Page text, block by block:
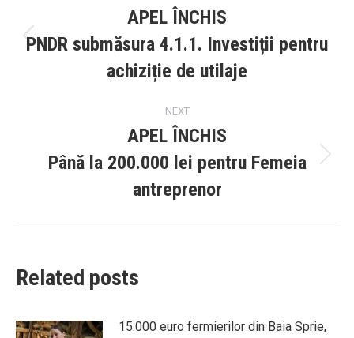
navigation
Previous
post:
APEL ÎNCHIS
PNDR submăsura 4.1.1. Investiții pentru
achiziție de utilaje
NEXT
Next
post:
APEL ÎNCHIS
Până la 200.000 lei pentru Femeia
antreprenor
Related posts
15.000 euro fermierilor din Baia Sprie,